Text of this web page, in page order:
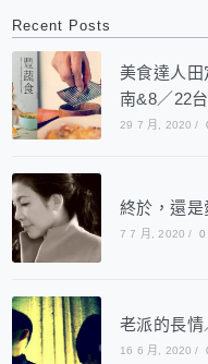
Recent Posts
美食達人田
南&8／22
29 7 月, 2020 /
終於，還是
7 7 月, 2020 / 0
老派的長情
16 6 月, 2020 /